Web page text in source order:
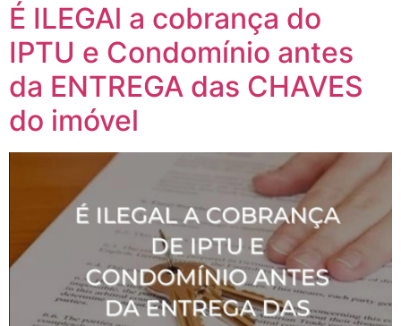
É ILEGAl a cobrança do
IPTU e Condomínio antes
da ENTREGA das CHAVES
do imóvel